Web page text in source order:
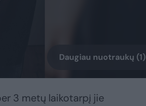
Daugiau nuotraukų (1)
3 metų laikotarpį jie